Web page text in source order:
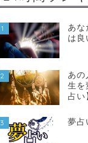
1
あな
は良
2
あの
生を
占い
3 夢占